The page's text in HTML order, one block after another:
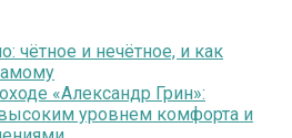
чётное и нечётное, и как
«Александр Грин»:
уровнем комфорта и